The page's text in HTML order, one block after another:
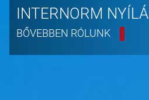
INTERNORM
BŐVEBBEN RÓLUNK